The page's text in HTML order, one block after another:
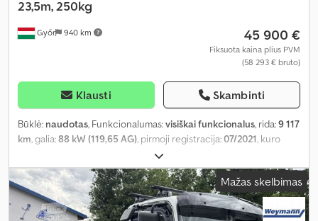
Győr 940 km
23,5m, 250kg
45 900 €
Fiksuota kaina plius PVM
(58 293 € bruto)
Klausti Skambinti
Būklė: naudotas, Funkcionalumas:visiškai funkcionalus, rida:9 117
km, galia:88 kW (119,65 AG), pirmoji registracija:07/2021, kuro
3 500 kg
procentas, ašių konfigūracija:4x2, spalva:balta, pavaros tipas:
mechaninis, sėdimų vietų skaičius:2, Gamybos metai:2021,
veikimo valandos:1 644 h, Įranga:ABS, vairo stiprintuvas,
Mažas skelbimas